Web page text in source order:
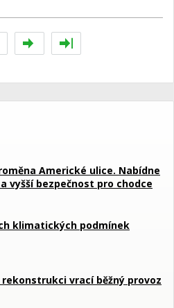
Americké ulice. Nabídne
vyšší bezpečnost pro chodce
klimatických podmínek
rekonstrukci vrací běžný provoz